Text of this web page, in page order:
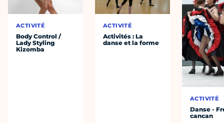
ACTIVITÉ
Body Control /
Lady Styling
Kizomba
ACTIVITÉ
Activités : La
danse et la forme
ACTIVITÉ
Danse -
cancan